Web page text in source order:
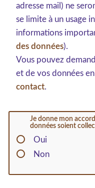
adresse mail) ne
se limite à un usage
informations
des données).
Vous pouvez
et de vos données
contact.
Je donne mon
données soient
Oui
Non